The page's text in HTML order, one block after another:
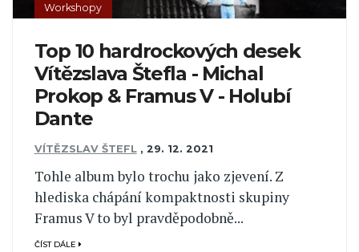
Workshopy
Top 10 hardrockových desek
Vítězslava Štefla - Michal
Prokop & Framus V - Holubí
Dante
VÍTĚZSLAV ŠTEFL , 29. 12. 2021
Tohle album bylo trochu jako zjevení. Z
hlediska chápání kompaktnosti skupiny
Framus V to byl pravděpodobně...
ČÍST DÁLE